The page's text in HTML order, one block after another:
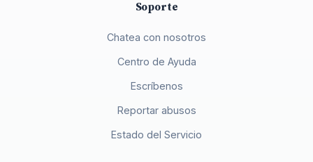
Soporte
Chatea con nosotros
Centro de Ayuda
Escríbenos
Reportar abusos
Estado del Servicio